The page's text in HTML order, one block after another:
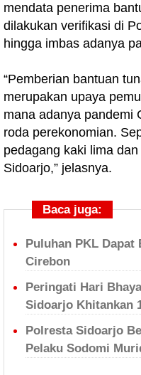
mendata penerima
dilakukan verifikasi di
hingga imbas adanya
“Pemberian bantuan
merupakan upaya
mana adanya pandemi
roda perekonomian.
pedagang kaki lima
Sidoarjo,” jelasnya.
Baca juga:
Puluhan PKL
Cirebon
Peringati Hari
Sidoarjo Khitankan
Polresta Sidoarjo
Pelaku Sodomi